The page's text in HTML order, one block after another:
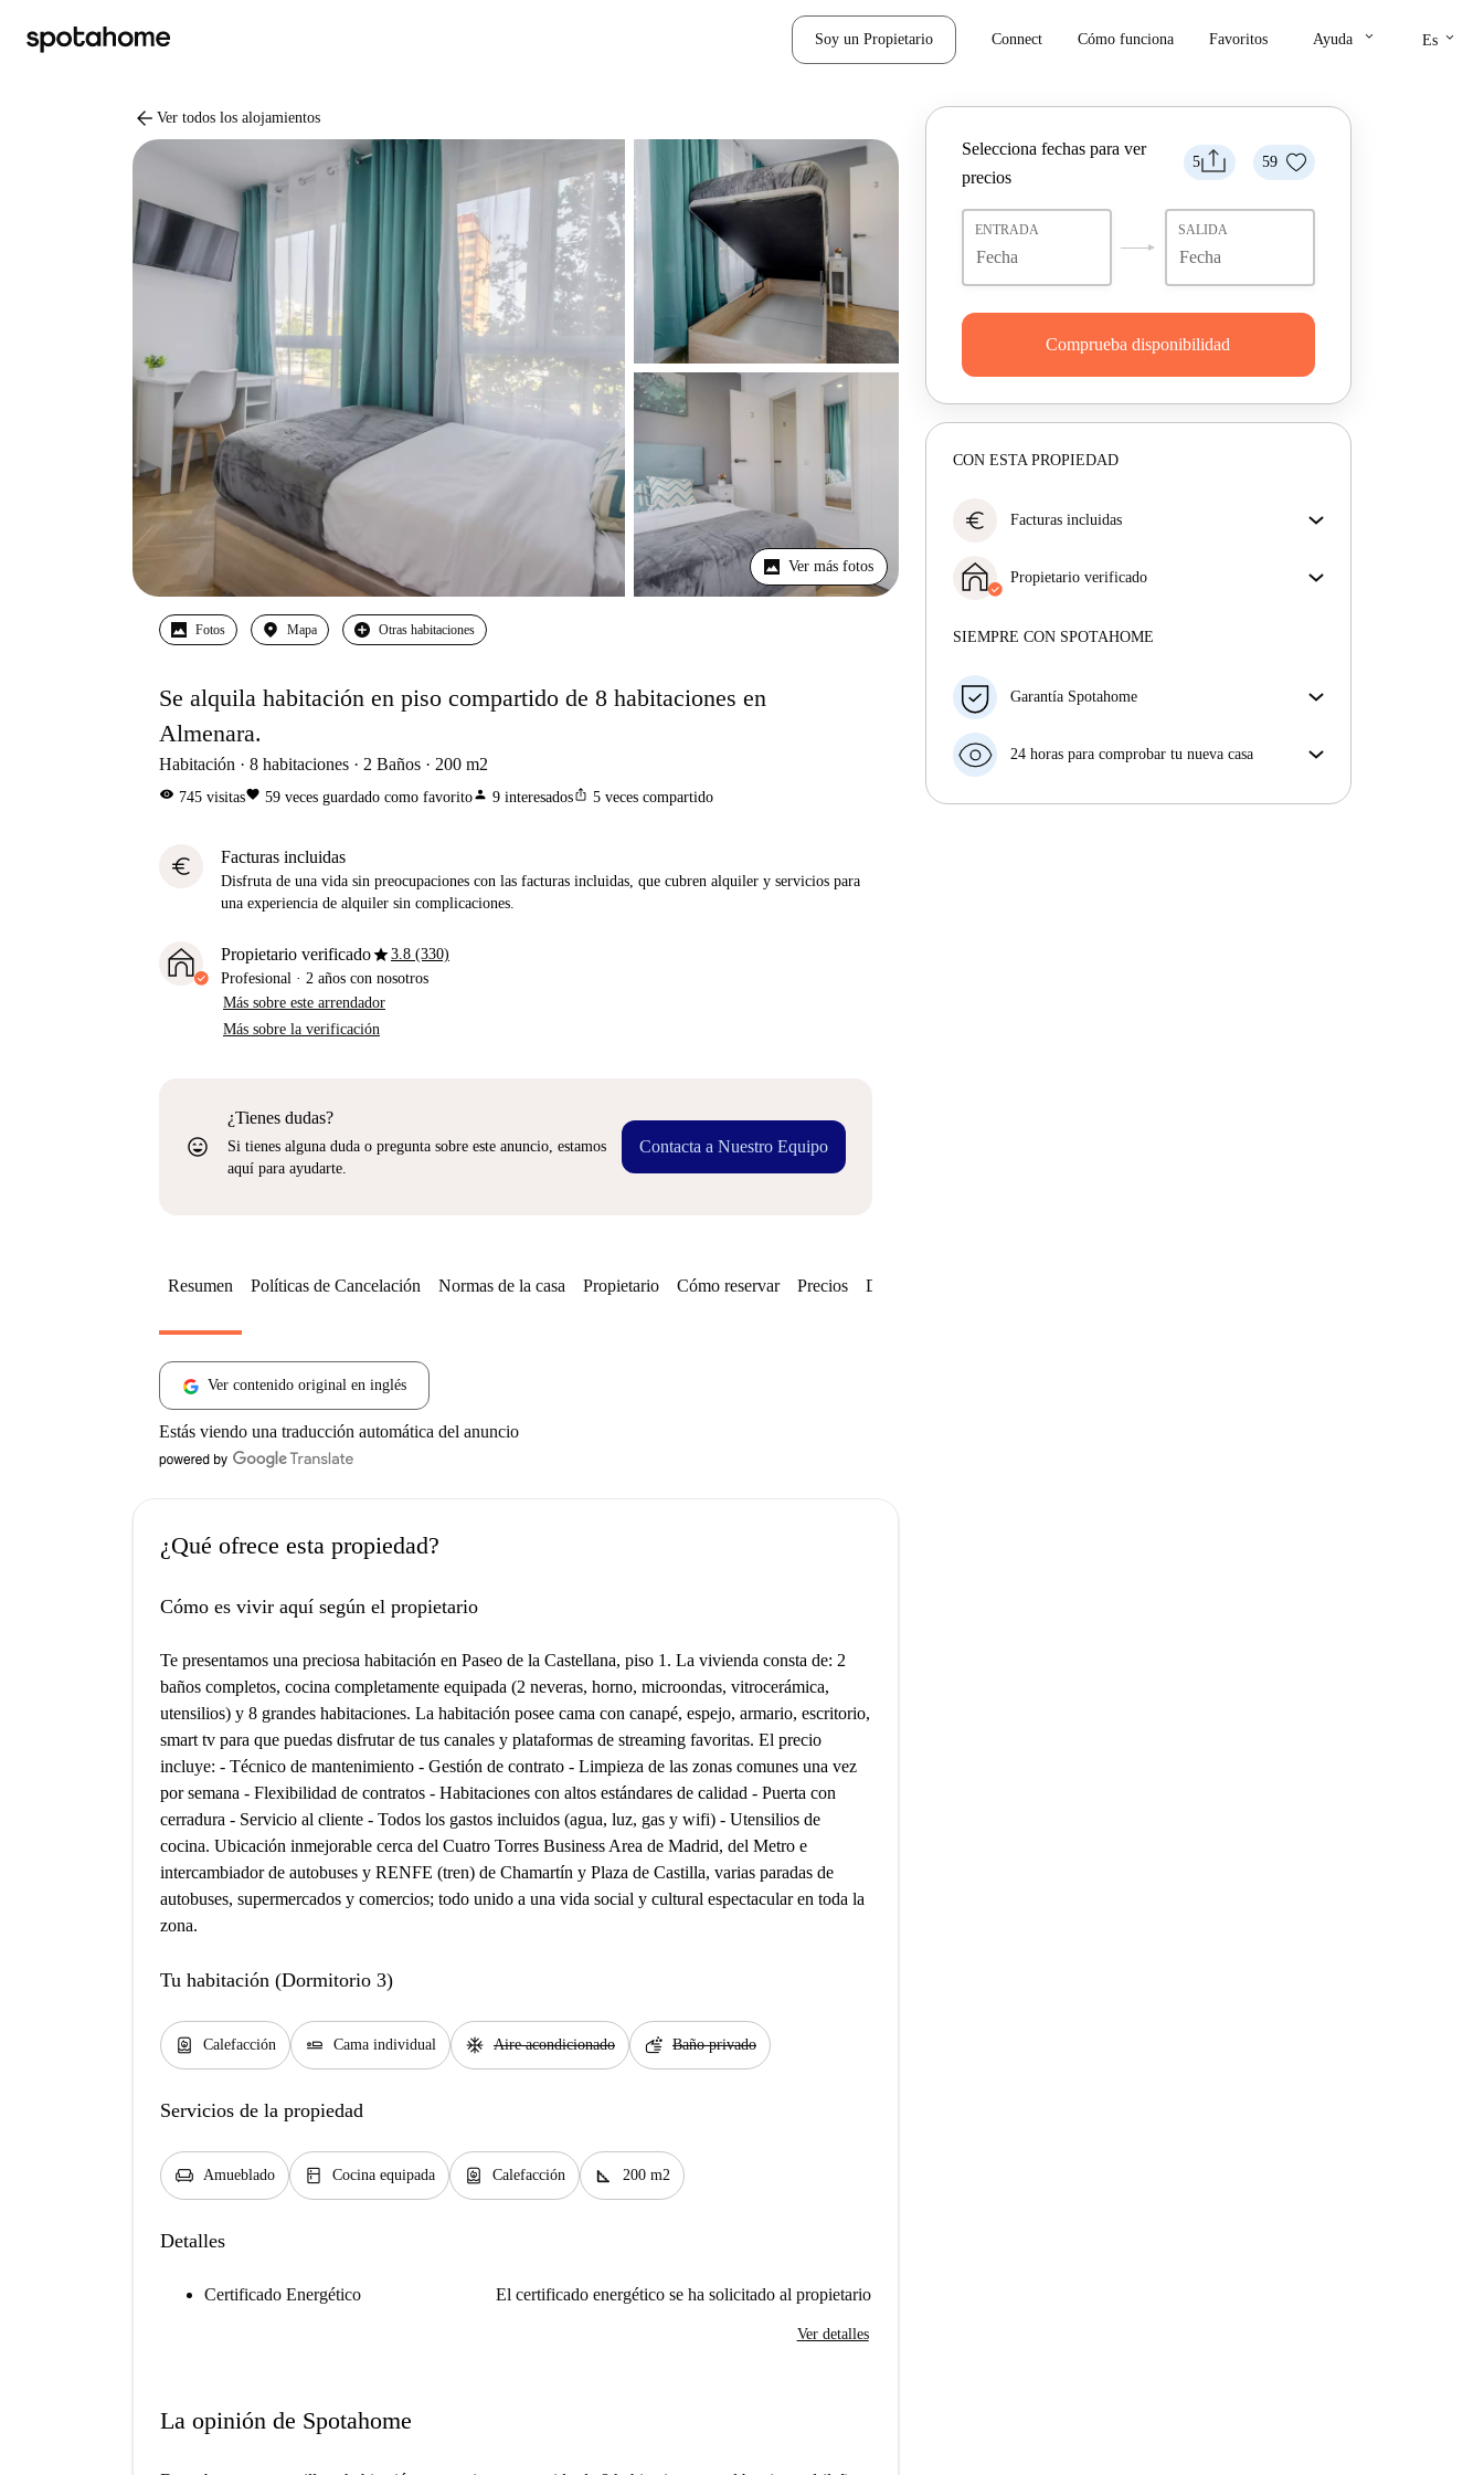
Soy un Propietario Connect Cómo funciona Favoritos Ayuda keyboard_arrow_down Es keyboard_arrow_down
arrow_back Ver todos los alojamientos
Ver más fotos
Fotos Mapa Otras habitaciones
Se alquila habitación en piso compartido de 8 habitaciones en
Almenara.
Habitación 8 habitaciones 2 Baños 200 m2
visibility 745 visitasfavorite 59 veces guardado como favoritoperson 9 interesadosios_share 5 veces compartido
euro Facturas incluidas
Disfruta de una vida sin preocupaciones con las facturas incluidas, que cubren alquiler y servicios para
una experiencia de alquiler sin complicaciones.
Propietario verificadostar3.8 (330)
Profesional · 2 años con nosotros
Más sobre este arrendador
Más sobre la verificación
sentiment_very_satisfied
¿Tienes dudas?
Si tienes alguna duda o pregunta sobre este anuncio, estamos
aquí para ayudarte.
Contacta a Nuestro Equipo
5 59
Selecciona fechas para ver
precios
ENTRADA SALIDA
Comprueba disponibilidad
CON ESTA PROPIEDAD
euro Facturas incluidas
facturas incluidas, que cubren alquiler y servicios
para una experiencia de alquiler sin complicaciones.
Propietario verificado
Más sobre este arrendador
SIEMPRE CON SPOTAHOME
Garantía Spotahome
horas previas a la fecha de entrada, Spotahome A) te
el hotel hasta que encuentres nueva casa o B) te hará
24 horas para comprobar tu nueva casa
Resumen Políticas de Cancelación Normas de la casa Propietario Cómo reservar Precios Disponibilidades
Ver contenido original en inglés
Estás viendo una traducción automática del anuncio
¿Qué ofrece esta propiedad?
Cómo es vivir aquí según el propietario
Te presentamos una preciosa habitación en Paseo de la Castellana, piso 1. La vivienda consta de: 2
baños completos, cocina completamente equipada (2 neveras, horno, microondas, vitrocerámica,
utensilios) y 8 grandes habitaciones. La habitación posee cama con canapé, espejo, armario, escritorio,
smart tv para que puedas disfrutar de tus canales y plataformas de streaming favoritas. El precio
incluye: - Técnico de mantenimiento - Gestión de contrato - Limpieza de las zonas comunes una vez
por semana - Flexibilidad de contratos - Habitaciones con altos estándares de calidad - Puerta con
cerradura - Servicio al cliente - Todos los gastos incluidos (agua, luz, gas y wifi) - Utensilios de
cocina. Ubicación inmejorable cerca del Cuatro Torres Business Area de Madrid, del Metro e
intercambiador de autobuses y RENFE (tren) de Chamartín y Plaza de Castilla, varias paradas de
autobuses, supermercados y comercios; todo unido a una vida social y cultural espectacular en toda la
zona.
Tu habitación (Dormitorio 3)
water_heater Calefacción airline_seat_flat Cama individual ac_unit Aire acondicionado soap Baño privado
Servicios de la propiedad
chair Amueblado kitchen Cocina equipada water_heater Calefacción square_foot 200 m2
Detalles
Certificado Energético El certificado energético se ha solicitado al propietario
Ver detalles
La opinión de Spotahome